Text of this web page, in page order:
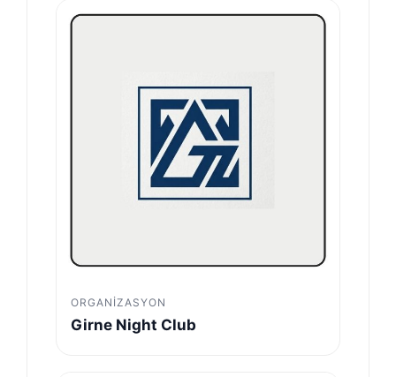
ORGANIZASYON
Girne Night Club